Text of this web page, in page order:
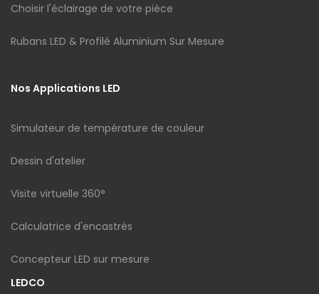
Choisir l'éclairage de votre pièce
Rubans LED & Profilé Aluminium Sur Mesure
Nos Applications LED
Simulateur de température de couleur
Dessin d'atelier
Visite virtuelle 360°
Calculatrice d'encastrés
Concepteur LED sur mesure
LEDCO